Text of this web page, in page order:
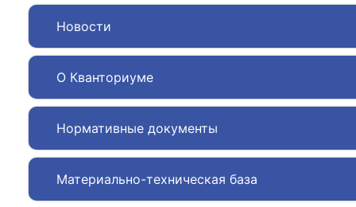
Новости
О Кванториуме
Нормативные документы
Материально-техническая база